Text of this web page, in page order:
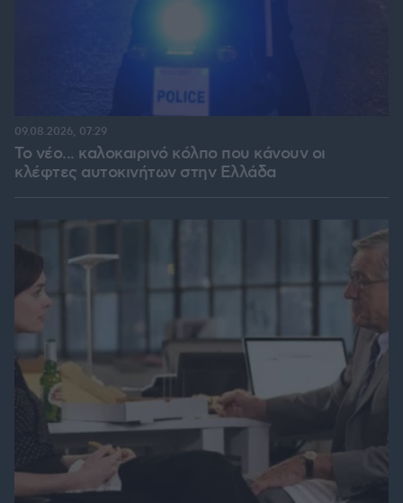
Το νέο... καλοκαιρινό κόλπο που κάνουν οι
κλέφτες αυτοκινήτων στην Ελλάδα
09.08.2026, 07:29